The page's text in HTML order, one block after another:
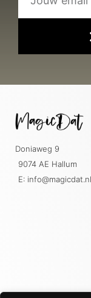
Doniaweg 9
9074 AE Hallum
E: info@magicdat.nl